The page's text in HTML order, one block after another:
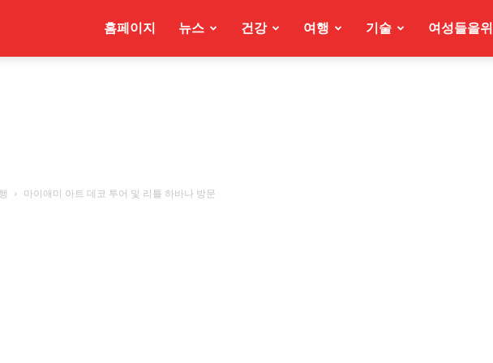
홈페이지 뉴스 건강 여행 기술 여성들을
마이애미 아트 데코 투어 및 리틀 하바나 방문